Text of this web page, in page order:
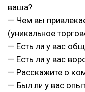
ваша?
— Чем вы
(уникальное
— Есть ли у вас
— Есть ли у вас
— Расскажите о
— Был ли у вас